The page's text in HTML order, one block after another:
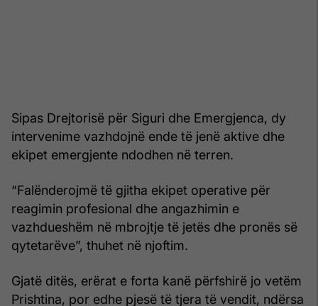
Sipas Drejtorisë për Siguri dhe Emergjenca, dy
intervenime vazhdojnë ende të jenë aktive dhe
ekipet emergjente ndodhen në terren.
“Falënderojmë të gjitha ekipet operative për
reagimin profesional dhe angazhimin e
vazhdueshëm në mbrojtje të jetës dhe pronës së
qytetarëve”, thuhet në njoftim.
Gjatë ditës, erërat e forta kanë përfshirë jo vetëm
Prishtina, por edhe pjesë të tjera të vendit, ndërsa